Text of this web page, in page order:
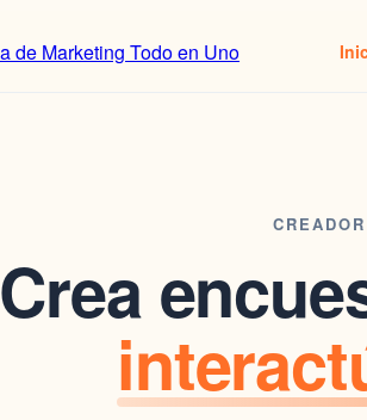
Crea